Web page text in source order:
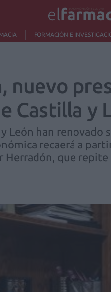
FORMACIÓN E
nuevo
Castilla y
León han renovado
recaerá a
Herradón, que